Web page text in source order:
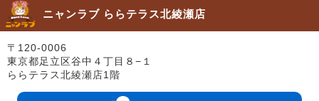
ニャンラブ ららテラス北綾瀬店
〒120-0006
東京都足立区谷中４丁目８−１
ららテラス北綾瀬店1階